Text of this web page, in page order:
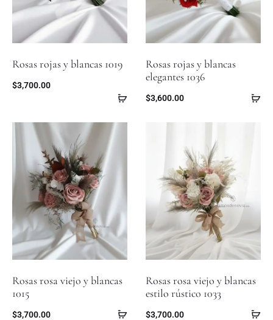
Rosas rojas y blancas 1019
$3,700.00
Rosas rojas y blancas
elegantes 1036
$3,600.00
Rosas rosa viejo y blancas
1015
$3,700.00
Rosas rosa viejo y blancas
estilo rústico 1033
$3,700.00